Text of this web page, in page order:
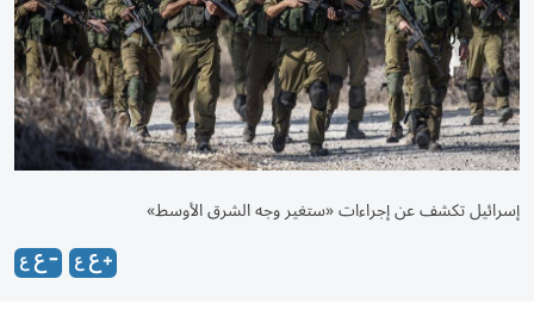
إسرائيل تكشف عن إجراءات «ستغير وجه الشرق الأوسط»